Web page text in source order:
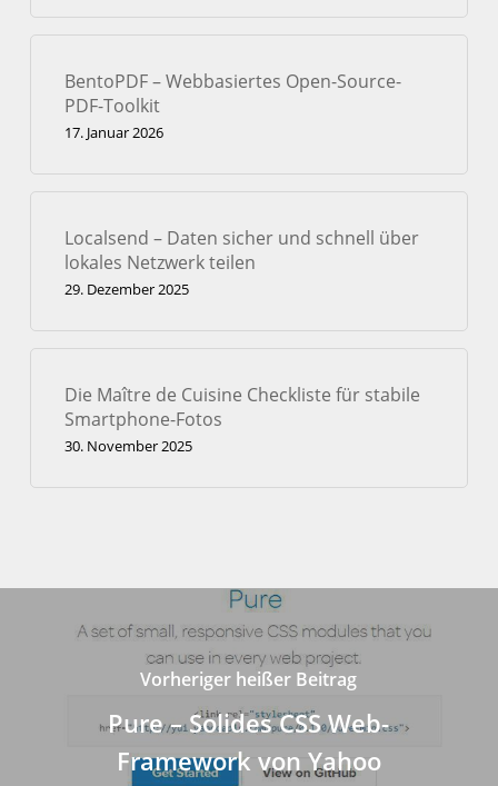
BentoPDF – Webbasiertes Open-Source-
PDF-Toolkit
17. Januar 2026
Localsend – Daten sicher und schnell über
lokales Netzwerk teilen
29. Dezember 2025
Die Maître de Cuisine Checkliste für stabile
Smartphone-Fotos
30. November 2025
Vorheriger heißer Beitrag
Pure – Solides CSS Web-
Framework von Yahoo